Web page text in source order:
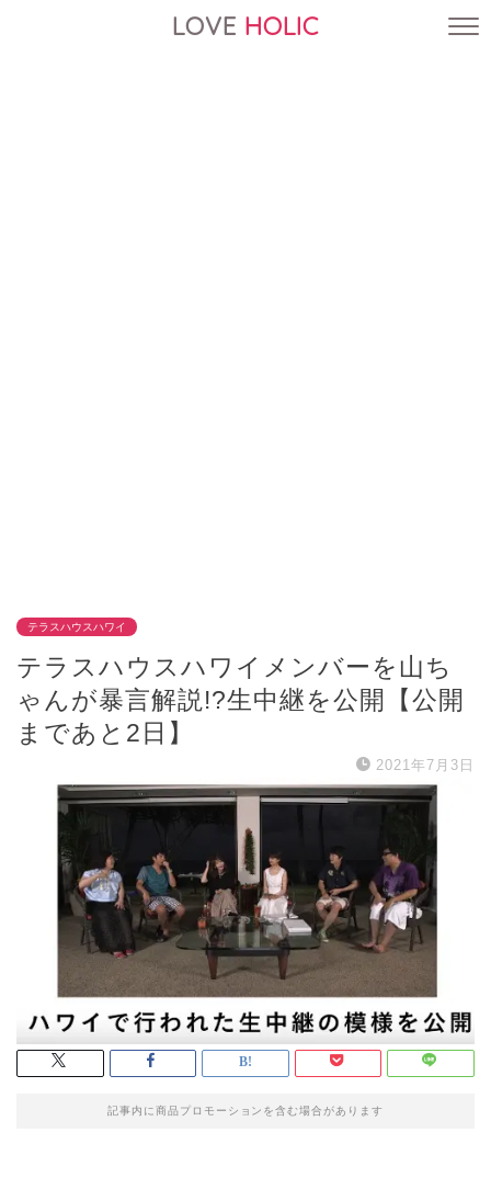
LOVE HOLIC
テラスハウスハワイ
テラスハウスハワイメンバーを山ち
ゃんが暴言解説!?生中継を公開【公開
まであと2日】
2021年7月3日
記事内に商品プロモーションを含む場合があります